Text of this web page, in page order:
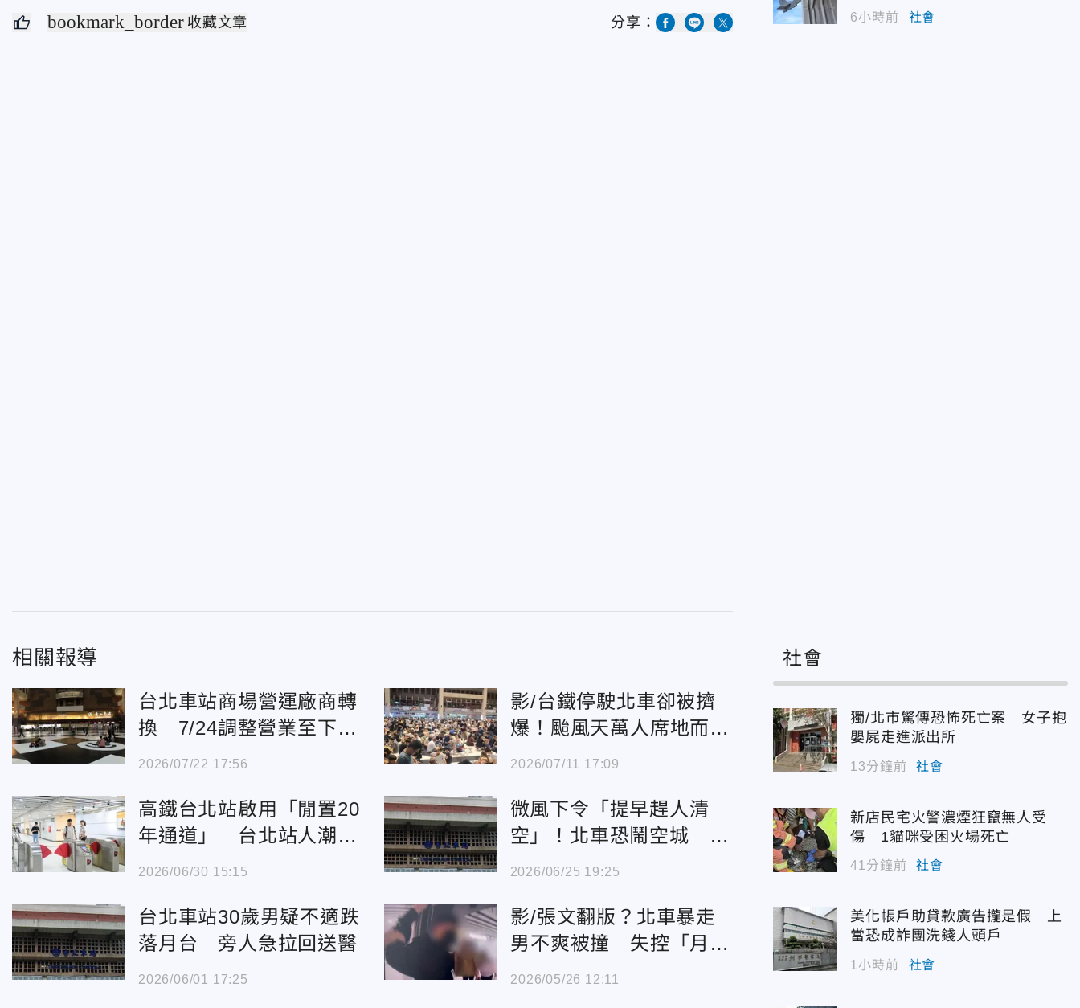
bookmark_border 收藏文章 分享：
相關報導
台北車站商場營運廠商轉
換 7/24調整營業至下午
3時
2026/07/22 17:56
影/台鐵停駛北車卻被擠
爆！颱風天萬人席地而
坐 緊盯手機抓色違超夢
2026/07/11 17:09
高鐵台北站啟用「閒置20
年通道」 台北站人潮壓
力大幅紓解
2026/06/30 15:15
微風下令「提早趕人清
空」！北車恐鬧空城 台
鐵出手阻止了
2026/06/25 19:25
台北車站30歲男疑不適跌
落月台 旁人急拉回送醫
2026/06/01 17:25
影/張文翻版？北車暴走
男不爽被撞 失控「月台
揮刀」
2026/05/26 12:11
6小時前 社會
社會
獨/北市驚傳恐怖死亡案 女子抱
嬰屍走進派出所
13分鐘前 社會
新店民宅火警濃煙狂竄無人受
傷 1貓咪受困火場死亡
41分鐘前 社會
美化帳戶助貸款廣告攏是假 上
當恐成詐團洗錢人頭戶
1小時前 社會